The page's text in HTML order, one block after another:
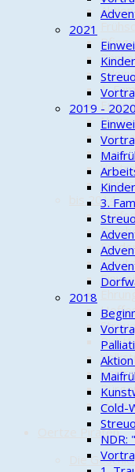
1.
Kurs
bis 2014
Oertze Piraten
Die
2021
2019 - 2020
3.
2018
Cold-
NDR: